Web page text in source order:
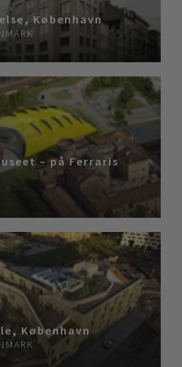
København
– på Ferraris
København